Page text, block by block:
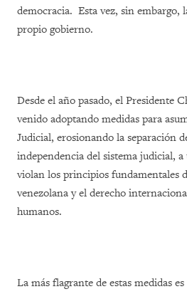
democracia. Esta vez, sin embargo,
propio gobierno.
Desde el año pasado, el Presidente
venido adoptando medidas para
Judicial, erosionando la separación
independencia del sistema judicial, a
violan los principios fundamentales
venezolana y el derecho
humanos.
La más flagrante de estas medidas